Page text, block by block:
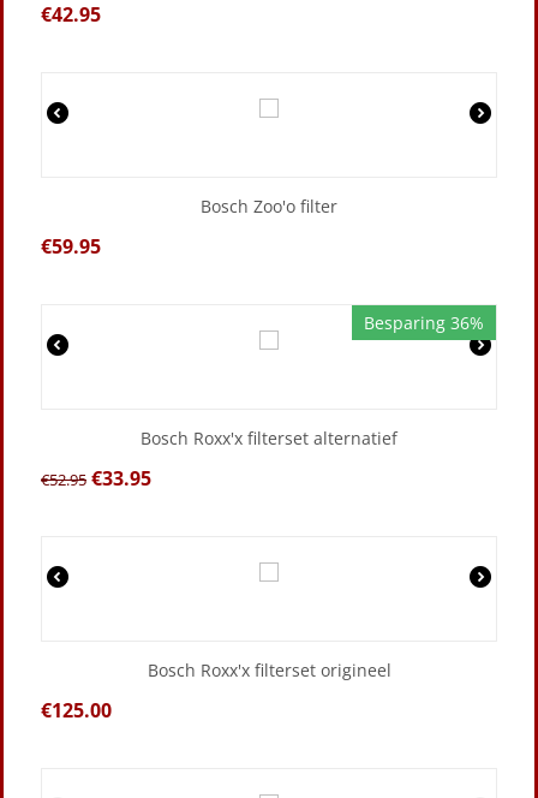
€42.95
Bosch Zoo'o filter
€59.95
Besparing 36%
Bosch Roxx'x filterset alternatief
€52.95 €33.95
Bosch Roxx'x filterset origineel
€125.00